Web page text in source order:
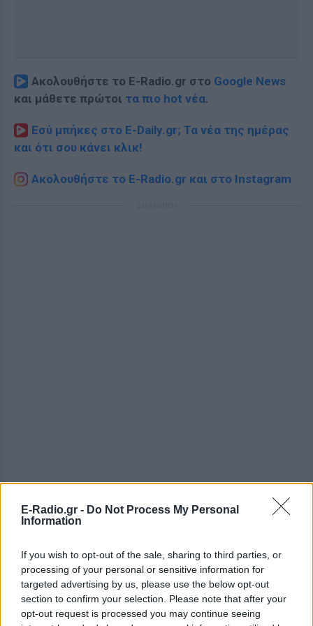
E-Radio.gr - Do Not Process My Personal
Information
If you wish to opt-out of the sale, sharing to third parties, or
processing of your personal or sensitive information for
targeted advertising by us, please use the below opt-out
section to confirm your selection. Please note that after your
opt-out request is processed you may continue seeing
Ακολουθήστε το E-Radio.gr στο Google News
και μάθετε πρώτοι τα πιο hot νέα.
Εσύ μπήκες στο E-Daily.gr; Τα νέα της ημέρας
και ότι σου κάνει κλικ!
Ακολουθήστε το E-Radio.gr και στο Instagram
ΣΤΗΝ ΙΔΙΑ ΚΑΤΗΓΟΡΙΑ
Διακοπές στη Μύκονο για τη